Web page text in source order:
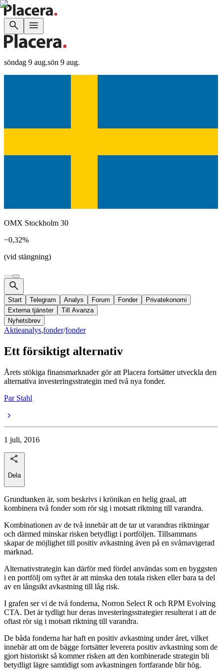
söndag 9 aug.sön 9 aug.
OMX Stockholm 30
−0,32%
(vid stängning)
Start Telegram Analys Forum Fonder
Privatekonomi
Externa tjänster
Till Avanza
Nyhetsbrev
Aktieanalys,fonder/fonder
Ett försiktigt alternativ
Årets stökiga finansmarknader gör att Placera fortsätter utveckla den
alternativa investeringsstrategin med två nya fonder.
Par Stahl
1 juli, 2016
Dela
Grundtanken är, som beskrivs i krönikan en helig graal, att
kombinera två fonder som rör sig i motsatt riktning till varandra.
Kombinationen av de två innebär att de tar ut varandras riktningar
och därmed minskar risken betydligt i portföljen. Tillsammans
skapar de möjlighet till positiv avkastning även på en svårnavigerad
marknad.
Alternativstrategin kan därför med fördel användas som en byggsten
i en portfölj om syftet är att minska den totala risken eller bara ta del
av en långsikt avkastning till låg risk.
I grafen ser vi de två fonderna, Norron Select R och RPM Evolving
CTA. Det är tydligt hur deras investeringsstrategier resulterat i att de
oftast rör sig i motsatt riktning till varandra.
De båda fonderna har haft en positiv avkastning under året, vilket
innebär att om de bägge fortsätter leverera positiv avkastning som de
gjort historiskt så kommer risken att den kombinerade strategin bli
betydligt lägre samtidigt som avkastningen fortfarande blir hög.